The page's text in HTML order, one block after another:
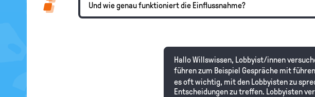
Und wie genau funktioniert die Einflussnahme?
Hallo Willswissen, Lobbyist/innen
führen zum Beispiel Gespräche mit
es oft wichtig, mit den Lobbyisten zu
Entscheidungen zu treffen. Lobbyisten